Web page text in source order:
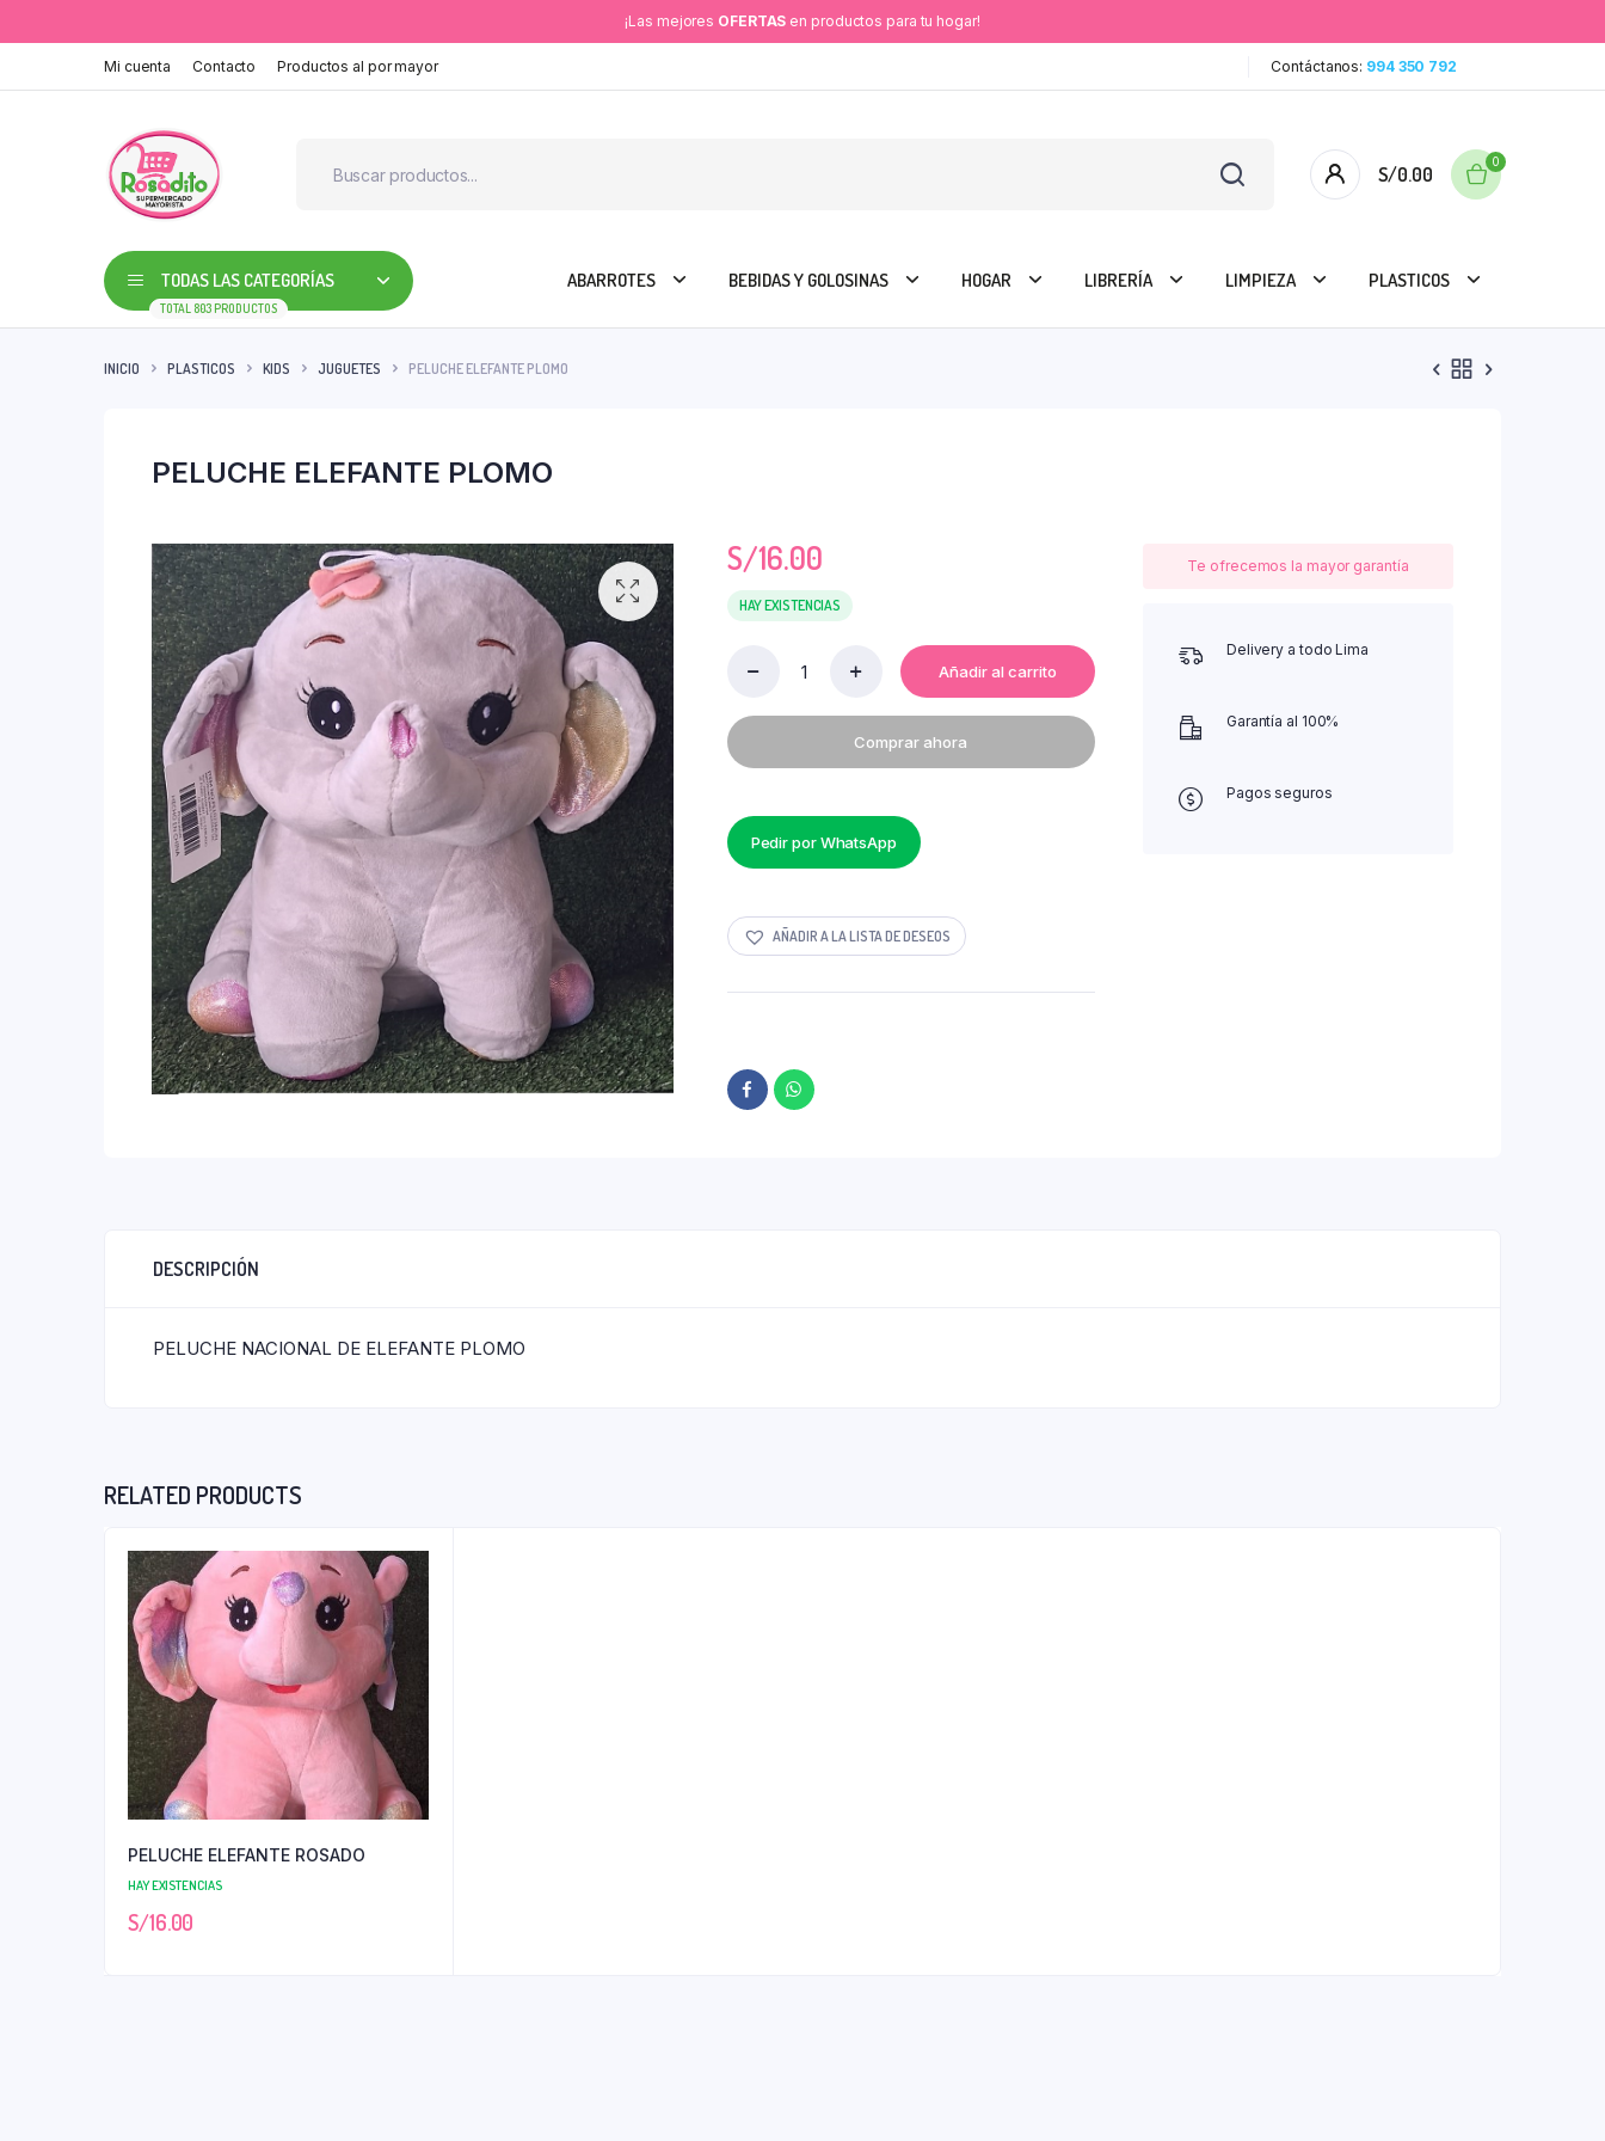
¡Las mejores OFERTAS en productos para tu hogar!
Mi cuenta Contacto Productos al por mayor Contáctanos: 994 350 792
S/0.00
0
TODAS LAS CATEGORÍAS
TOTAL 803 PRODUCTOS
ABARROTES BEBIDAS Y GOLOSINAS HOGAR LIBRERÍA LIMPIEZA PLASTICOS
INICIO PLASTICOS KIDS JUGUETES PELUCHE ELEFANTE PLOMO
PELUCHE ELEFANTE PLOMO
S/16.00
HAY EXISTENCIAS
PLOMO
quantity
Añadir al carrito
Comprar ahora
Pedir por WhatsApp
AÑADIR A LA LISTA DE DESEOS
Te ofrecemos la mayor garantía
Delivery a todo Lima
Garantía al 100%
Pagos seguros
DESCRIPCIÓN
PELUCHE NACIONAL DE ELEFANTE PLOMO
RELATED PRODUCTS
PELUCHE ELEFANTE ROSADO
HAY EXISTENCIAS
S/16.00